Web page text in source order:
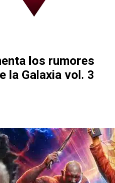
los rumores
la Galaxia vol. 3